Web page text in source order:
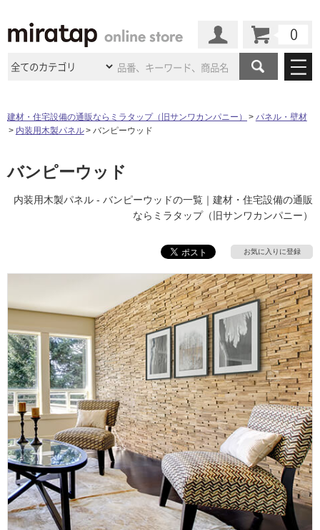
商品カテゴリ
キッチン
ム）・ トイレ
建具・玄関
ウッドデッキ フローリング・床材
収納 インテリア・家具
照明 ペット用品
内装用建材 パネル・壁材
ロートアイアン 天然石・石材
メンテナンス・施工材 新商品
施工事例
施工事例
ミラタップのあるくらし お客様訪問インタビュー
ショールーム
ショールームの ご案内 東京ショールーム
名古屋ショールーム 京都ショールーム
福岡ショールーム 札幌スマートショールー
ム
横浜スマート ショールー
ム
ウェルビーみのおHDC
BOX
サポート
初めての方へ
お問い合わせ
修理お問い合わせ クレーム公開
説明書・図面検索 水まわり3年保証
お役立ち情報 住まいのスタイリング
アイデア
ミラタップチャンネル
オンライン相談
その他サービス
ASOLIE
工事会社紹介Coziコンシ
ェルジュ
自分らしい家づくり
SUVACO
最高のリノベ会社がみつ
かるリノベりす
建材・住宅設備の通販ならミラタップ（旧サンワカンパニー）
パネル・壁材
内装用木製パネル
バンピーウッド
バンピーウッド
内装用木製パネル - バンピーウッドの一覧｜建材・住宅設備の通販
ならミラタップ（旧サンワカンパニー）
お気に入りに登録